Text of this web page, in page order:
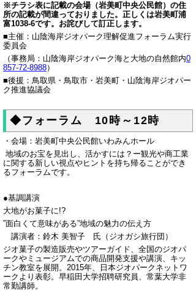
※チラシ表に記載の会場（岩美町中央公民館）の住
所の記載が間違っておりました。正しくは岩美町浦
富1038-6です。お詫びして訂正します。
■主催：山陰海岸ジオパーク理解促進フォーラム実行
委員会
（事務局：山陰海岸ジオパーク海と大地の自然館内0
857-72-8988）
■後援：鳥取県・鳥取市・岩美町・山陰海岸ジオパー
ク推進協議会
◆フォーラム 10時～12時
・会場：岩美町中央公民館いわみんホール
地域のお宝を見出し、活かすには？ー観光や商工業
に関する新しい視点やヒントを持ち帰ることができ
るフォーラムです。
●基調講演
大地がお菓子に!?
”面白くて意味がある”地域の魅力の伝え方
講演者：鈴木 美智子 氏（ジオガシ旅行団）
ジオ菓子の製造販売やツアーガイド、全国のジオパ
ークやミュージアムでの商品開発支援や講演、キッ
チン教室を展開。2015年、日本ジオパークネットワ
ークより表彰。早稲田大学招聘研究員、常葉大学非
常勤講師。